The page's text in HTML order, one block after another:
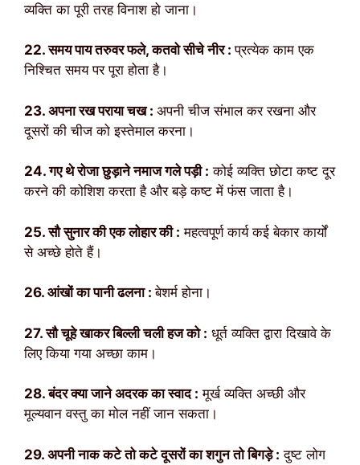
व्यक्ति का पूरी तरह विनाश हो जाना।
22. समय पाय तरुवर फले, कतवो सीचे नीर :प्रत्येक काम एक
निश्चित समय पर पूरा होता है।
23. अपना रख पराया चख : अपनी चीज संभाल कर रखना और
दूसरों की चीज को इस्तेमाल करना।
24. गए थे रोजा छुड़ाने नमाज गले पड़ी : कोई व्यक्ति छोटा कष्ट दूर
करने की कोशिश करता है और बड़े कष्ट में फंस जाता है।
25. सौ सुनार की एक लोहार की : महत्वपूर्ण कार्य कई बेकार कार्यों
से अच्छे होते हैं।
26. आंखों का पानी ढलना :बेशर्म होना।
27. सौ चूहे खाकर बिल्ली चली हज को : धूर्त व्यक्ति द्वारा दिखावे के
लिए किया गया अच्छा काम।
28. बंदर क्या जाने अदरक का स्वाद : मूर्ख व्यक्ति अच्छी और
मूल्यवान वस्तु का मोल नहीं जान सकता।
29. अपनी नाक कटे तो कटे दूसरों का शगुन तो बिगड़े : दुष्ट लोग